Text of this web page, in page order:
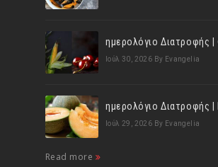
Ιούλ 30, 2026 By Evangelia
Ιούλ 29, 2026 By Evangelia
Read more